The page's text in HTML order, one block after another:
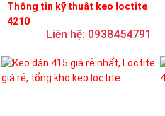
Thông tin kỹ thuật keo loctite
4210
Liên hệ: 0938454791